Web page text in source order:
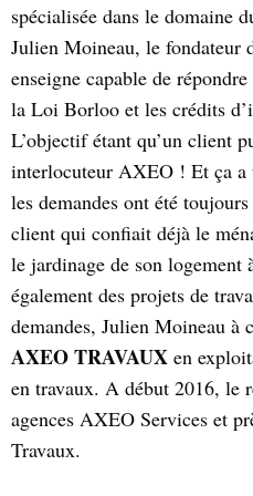
spécialisée dans le domaine
Julien Moineau, le fondateur
enseigne capable de
la Loi Borloo et les crédits
L’objectif étant qu’un client
interlocuteur AXEO ! Et ça a
les demandes ont été
client qui confiait déjà le
le jardinage de son
également des projets de
demandes, Julien Moineau à
AXEO TRAVAUX en
en travaux. A début 2016, le
agences AXEO Services et
Travaux.